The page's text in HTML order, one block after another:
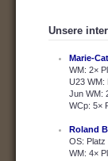
Unsere
Marie-
WM: 2×
U23 WM:
Jun WM:
WCp: 5×
Roland
OS: Platz
WM: 4×